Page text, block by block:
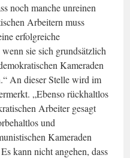
noch manche unreinen
Arbeitern muss
erfolgreiche
sie sich grundsätzlich
Kameraden
An dieser Stelle wird im
„Ebenso rückhaltlos
Arbeiter gesagt
und
Kameraden
kann nicht angehen, dass